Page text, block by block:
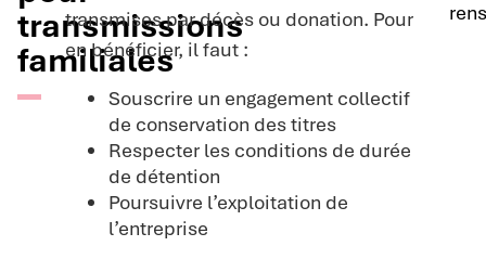
transmissions
familiales
transmises par décès ou donation. Pour
en bénéficier, il faut :
Souscrire un engagement collectif
de conservation des titres
Respecter les conditions de durée
de détention
Poursuivre l’exploitation de
l’entreprise